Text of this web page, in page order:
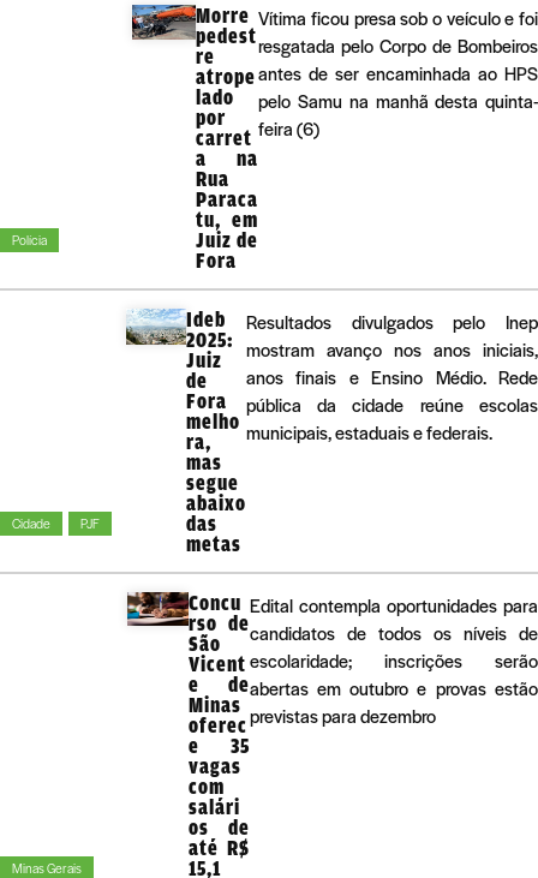
Polícia
Morre
pedest
re
atrope
lado
por
carret
a na
Rua
Paraca
tu, em
Juiz de
Fora
Vítima ficou presa sob o veículo e foi
resgatada pelo Corpo de Bombeiros
antes de ser encaminhada ao HPS
pelo Samu na manhã desta quinta-
feira (6)
Cidade PJF
Ideb
2025:
Juiz
de
Fora
melho
ra,
mas
segue
abaixo
das
metas
Resultados divulgados pelo Inep
mostram avanço nos anos iniciais,
anos finais e Ensino Médio. Rede
pública da cidade reúne escolas
municipais, estaduais e federais.
Minas Gerais
Concu
rso de
São
Vicent
e de
Minas
oferec
e 35
vagas
com
salári
os de
até R$
15,1
Edital contempla oportunidades para
candidatos de todos os níveis de
escolaridade; inscrições serão
abertas em outubro e provas estão
previstas para dezembro